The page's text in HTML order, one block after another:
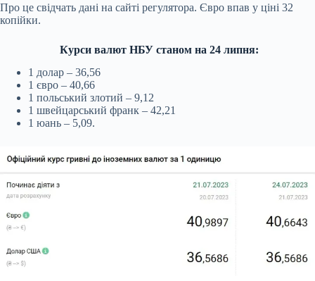
Про це свідчать дані на сайті регулятора. Євро впав у ціні 32
копійки.
Курси валют НБУ станом на 24 липня:
1 долар – 36,56
1 євро – 40,66
1 польський злотий – 9,12
1 швейцарський франк – 42,21
1 юань – 5,09.